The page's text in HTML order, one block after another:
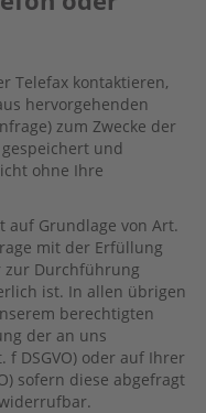
Telefax kontaktieren,
hervorgehenden
zum Zwecke der
und
ohne Ihre
auf Grundlage von Art.
mit der Erfüllung
zur Durchführung
ist. In allen übrigen
berechtigten
der an uns
f DSGVO) oder auf Ihrer
sofern diese abgefragt